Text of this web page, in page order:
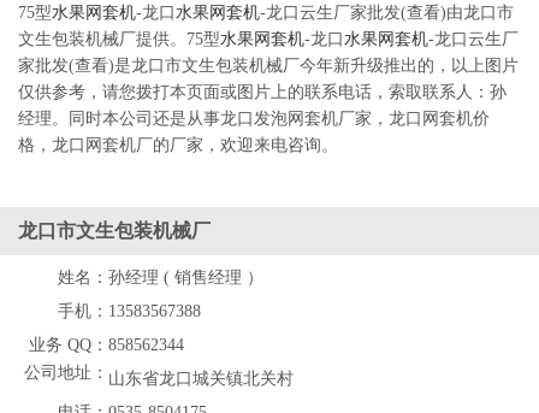
75型水果网套机-龙口 水果网套机-龙口云生厂家批发(查看)由龙口市
文生包装机械厂提供。75型水果网套机-龙口 水果网套机-龙口云生厂
家批发(查看)是龙口市文生包装机械厂今年新升级推出的，以上图片
仅供参考，请您拨打本页面或图片上的联系电话，索取联系人：孙
经理。同时本公司还是从事龙口发泡网套机厂家，龙口网套机价
格，龙口网套机厂的厂家，欢迎来电咨询。
龙口市文生包装机械厂
姓名： 孙经理 ( 销售经理 ）
手机： 13583567388
业务 QQ： 858562344
公司地址： 山东省龙口城关镇北关村